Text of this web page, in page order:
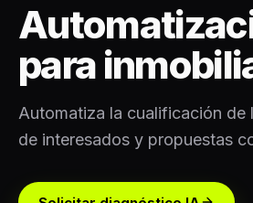
para
Automatiza la cualificación de
de interesados y propuestas